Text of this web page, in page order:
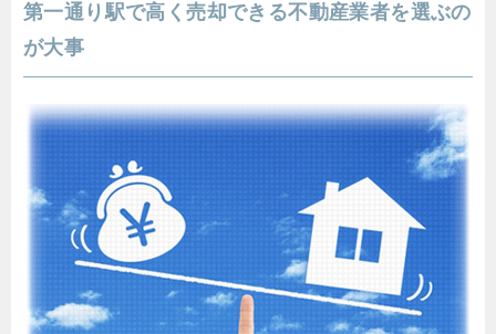
第一通り駅で高く売却できる不動産業者を選ぶの
が大事